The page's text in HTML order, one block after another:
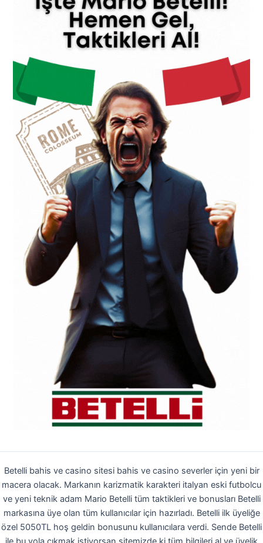
Betelli bahis ve casino sitesi bahis ve casino severler için yeni bir
macera olacak. Markanın karizmatik karakteri italyan eski futbolcu
ve yeni teknik adam Mario Betelli tüm taktikleri ve bonusları Betelli
markasına üye olan tüm kullanıcılar için hazırladı. Betelli ilk üyeliğe
özel 5050TL hoş geldin bonusunu kullanıcılara verdi. Sende Betelli